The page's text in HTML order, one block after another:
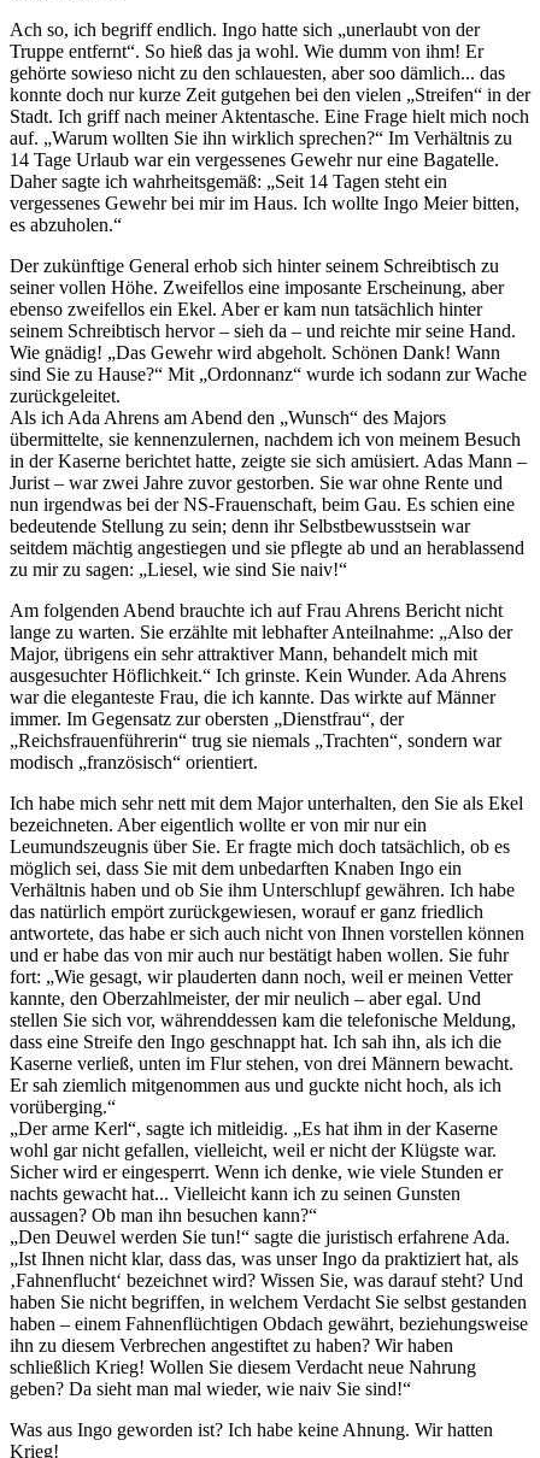
Ach so, ich begriff endlich. Ingo hatte sich
unerlaubt von der
Truppe entfernt . So hieß das ja wohl. Wie dumm von ihm! Er
gehörte sowieso nicht zu den schlauesten, aber soo dämlich... das
konnte doch nur kurze Zeit gutgehen bei den vielen
Streifen
in der
Stadt. Ich griff nach meiner Aktentasche. Eine Frage hielt mich noch
auf.
Warum wollten Sie ihn wirklich sprechen?
Im Verhältnis zu
14 Tage Urlaub war ein vergessenes Gewehr nur eine Bagatelle.
Daher sagte ich wahrheitsgemäß:
Seit 14 Tagen steht ein
vergessenes Gewehr bei mir im Haus. Ich wollte Ingo Meier bitten,
es abzuholen.
Der zukünftige General erhob sich hinter seinem Schreibtisch zu
seiner vollen Höhe. Zweifellos eine imposante Erscheinung, aber
ebenso zweifellos ein Ekel. Aber er kam nun tatsächlich hinter
seinem Schreibtisch hervor – sieh da – und reichte mir seine Hand.
Wie gnädig!
Das Gewehr wird abgeholt. Schönen Dank! Wann
sind Sie zu Hause?
Mit Ordonnanz
wurde ich sodann zur Wache
zurückgeleitet.
Als ich Ada Ahrens am Abend den
Wunsch
des Majors
übermittelte, sie kennenzulernen, nachdem ich von meinem Besuch
in der Kaserne berichtet hatte, zeigte sie sich amüsiert. Adas Mann –
Jurist – war zwei Jahre zuvor gestorben. Sie war ohne Rente und
nun irgendwas bei der NS-Frauenschaft, beim Gau. Es schien eine
bedeutende Stellung zu sein; denn ihr Selbstbewusstsein war
seitdem mächtig angestiegen und sie pflegte ab und an herablassend
zu mir zu sagen:
Liesel, wie sind Sie naiv!
Am folgenden Abend brauchte ich auf Frau Ahrens Bericht nicht
lange zu warten. Sie erzählte mit lebhafter Anteilnahme:
Also der
Major, übrigens ein sehr attraktiver Mann, behandelt mich mit
ausgesuchter Höflichkeit.
Ich grinste. Kein Wunder. Ada Ahrens
war die eleganteste Frau, die ich kannte. Das wirkte auf Männer
immer. Im Gegensatz zur obersten
Dienstfrau , der
Reichsfrauenführerin
trug sie niemals Trachten , sondern war
modisch
französisch
orientiert.
Ich habe mich sehr nett mit dem Major unterhalten, den Sie als Ekel
bezeichneten. Aber eigentlich wollte er von mir nur ein
Leumundszeugnis über Sie. Er fragte mich doch tatsächlich, ob es
möglich sei, dass Sie mit dem unbedarften Knaben Ingo ein
Verhältnis haben und ob Sie ihm Unterschlupf gewähren. Ich habe
das natürlich empört zurückgewiesen, worauf er ganz friedlich
antwortete, das habe er sich auch nicht von Ihnen vorstellen können
und er habe das von mir auch nur bestätigt haben wollen. Sie fuhr
fort:
Wie gesagt, wir plauderten dann noch, weil er meinen Vetter
kannte, den Oberzahlmeister, der mir neulich – aber egal. Und
stellen Sie sich vor, währenddessen kam die telefonische Meldung,
dass eine Streife den Ingo geschnappt hat. Ich sah ihn, als ich die
Kaserne verließ, unten im Flur stehen, von drei Männern bewacht.
Er sah ziemlich mitgenommen aus und guckte nicht hoch, als ich
vorüberging.
Der arme Kerl , sagte ich mitleidig.
Es hat ihm in der Kaserne
wohl gar nicht gefallen, vielleicht, weil er nicht der Klügste war.
Sicher wird er eingesperrt. Wenn ich denke, wie viele Stunden er
nachts gewacht hat... Vielleicht kann ich zu seinen Gunsten
aussagen? Ob man ihn besuchen kann?
Den Deuwel werden Sie tun!
sagte die juristisch erfahrene Ada.
Ist Ihnen nicht klar, dass das, was unser Ingo da praktiziert hat, als
Fahnenflucht bezeichnet wird? Wissen Sie, was darauf steht? Und
haben Sie nicht begriffen, in welchem Verdacht Sie selbst gestanden
haben – einem Fahnenflüchtigen Obdach gewährt, beziehungsweise
ihn zu diesem Verbrechen angestiftet zu haben? Wir haben
schließlich Krieg! Wollen Sie diesem Verdacht neue Nahrung
geben? Da sieht man mal wieder, wie naiv Sie sind!
Was aus Ingo geworden ist? Ich habe keine Ahnung. Wir hatten
Krieg!